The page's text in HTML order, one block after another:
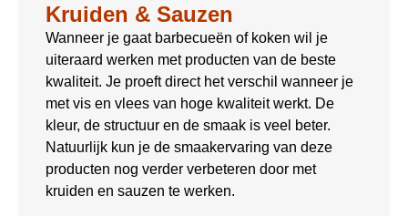
Kruiden & Sauzen
Wanneer je gaat barbecueën of koken wil je
uiteraard werken met producten van de beste
kwaliteit. Je proeft direct het verschil wanneer je
met vis en vlees van hoge kwaliteit werkt. De
kleur, de structuur en de smaak is veel beter.
Natuurlijk kun je de smaakervaring van deze
producten nog verder verbeteren door met
kruiden en sauzen te werken.